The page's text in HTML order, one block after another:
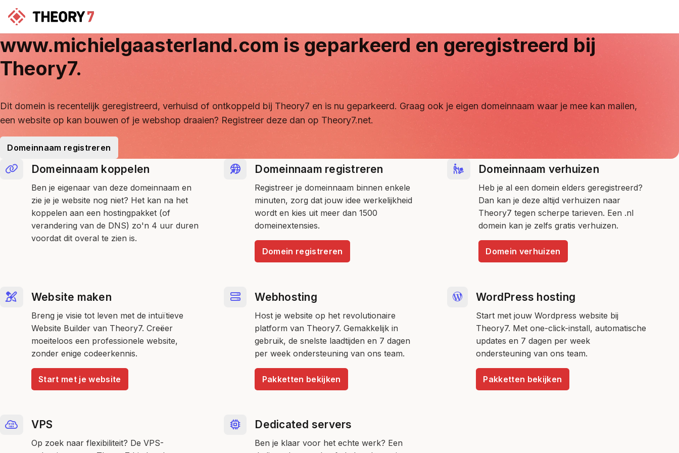
www.michielgaasterland.com is geparkeerd en geregistreerd bij
Theory7.
Dit domein is recentelijk geregistreerd, verhuisd of ontkoppeld bij Theory7 en is nu geparkeerd. Graag ook je eigen domeinnaam waar je mee kan mailen,
een website op kan bouwen of je webshop draaien? Registreer deze dan op Theory7.net.
Domeinnaam registreren
Domeinnaam koppelen
Ben je eigenaar van deze domeinnaam en
zie je je website nog niet? Het kan na het
koppelen aan een hostingpakket (of
verandering van de DNS) zo'n 4 uur duren
voordat dit overal te zien is.
Domeinnaam registreren
Registreer je domeinnaam binnen enkele
minuten, zorg dat jouw idee werkelijkheid
wordt en kies uit meer dan 1500
domeinextensies.
Domein registreren
Domeinnaam verhuizen
Heb je al een domein elders geregistreerd?
Dan kan je deze altijd verhuizen naar
Theory7 tegen scherpe tarieven. Een .nl
domein kan je zelfs gratis verhuizen.
Domein verhuizen
Website maken
Breng je visie tot leven met de intuïtieve
Website Builder van Theory7. Creëer
moeiteloos een professionele website,
zonder enige codeerkennis.
Start met je website
Webhosting
Host je website op het revolutionaire
platform van Theory7. Gemakkelijk in
gebruik, de snelste laadtijden en 7 dagen
per week ondersteuning van ons team.
Pakketten bekijken
WordPress hosting
Start met jouw Wordpress website bij
Theory7. Met one-click-install, automatische
updates en 7 dagen per week
ondersteuning van ons team.
Pakketten bekijken
VPS
Op zoek naar flexibiliteit? De VPS-
Dedicated servers
Ben je klaar voor het echte werk? Een